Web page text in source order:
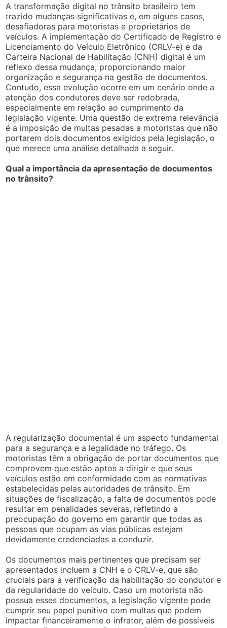
A transformação digital no trânsito brasileiro tem
trazido mudanças significativas e, em alguns casos,
desafiadoras para motoristas e proprietários de
veículos. A implementação do Certificado de Registro e
Licenciamento do Veículo Eletrônico (CRLV-e) e da
Carteira Nacional de Habilitação (CNH) digital é um
reflexo dessa mudança, proporcionando maior
organização e segurança na gestão de documentos.
Contudo, essa evolução ocorre em um cenário onde a
atenção dos condutores deve ser redobrada,
especialmente em relação ao cumprimento da
legislação vigente. Uma questão de extrema relevância
é a imposição de multas pesadas a motoristas que não
portarem dois documentos exigidos pela legislação, o
que merece uma análise detalhada a seguir.
Qual a importância da apresentação de documentos
no trânsito?
A regularização documental é um aspecto fundamental
para a segurança e a legalidade no tráfego. Os
motoristas têm a obrigação de portar documentos que
comprovem que estão aptos a dirigir e que seus
veículos estão em conformidade com as normativas
estabelecidas pelas autoridades de trânsito. Em
situações de fiscalização, a falta de documentos pode
resultar em penalidades severas, refletindo a
preocupação do governo em garantir que todas as
pessoas que ocupam as vias públicas estejam
devidamente credenciadas a conduzir.
Os documentos mais pertinentes que precisam ser
apresentados incluem a CNH e o CRLV-e, que são
cruciais para a verificação da habilitação do condutor e
da regularidade do veículo. Caso um motorista não
possua esses documentos, a legislação vigente pode
cumprir seu papel punitivo com multas que podem
impactar financeiramente o infrator, além de possíveis